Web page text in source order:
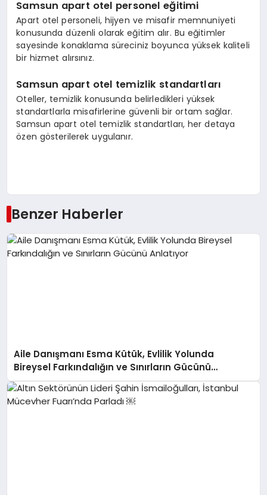
Samsun apart otel personel eğitimi
Apart otel personeli, hijyen ve misafir memnuniyeti
konusunda düzenli olarak eğitim alır. Bu eğitimler
sayesinde konaklama süreciniz boyunca yüksek kaliteli
bir hizmet alırsınız.
Samsun apart otel temizlik standartları
Oteller, temizlik konusunda belirledikleri yüksek
standartlarla misafirlerine güvenli bir ortam sağlar.
Samsun apart otel temizlik standartları, her detaya
özen gösterilerek uygulanır.
Benzer Haberler
Aile Danışmanı Esma Kütük, Evlilik Yolunda
Bireysel Farkındalığın ve Sınırların Gücünü
Anlatıyor